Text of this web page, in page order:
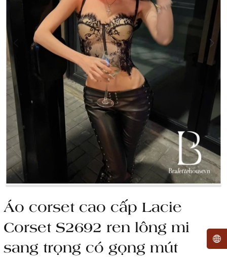
Áo corset cao cấp Lacie
Corset S2692 ren lông mi
sang trọng có gọng mút